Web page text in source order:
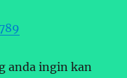
anda ingin kan